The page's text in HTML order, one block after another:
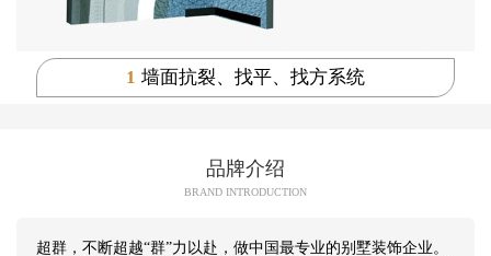
1 墙面抗裂、找平、找方系统
品牌介绍
BRAND INTRODUCTION
超群，不断超越“群”力以赴，做中国最专业的别墅装饰企业。